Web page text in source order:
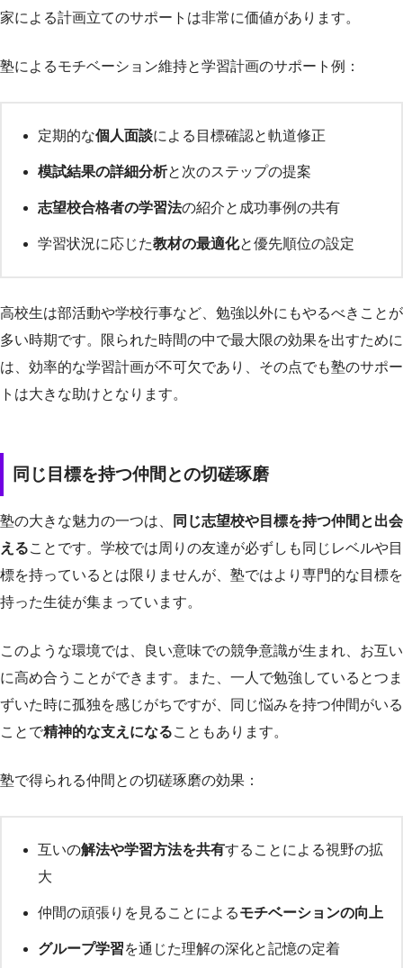
家による計画立てのサポートは非常に価値があります。
塾によるモチベーション維持と学習計画のサポート例：
定期的な個人面談による目標確認と軌道修正
模試結果の詳細分析と次のステップの提案
志望校合格者の学習法の紹介と成功事例の共有
学習状況に応じた教材の最適化と優先順位の設定
高校生は部活動や学校行事など、勉強以外にもやるべきことが
多い時期です。限られた時間の中で最大限の効果を出すために
は、効率的な学習計画が不可欠であり、その点でも塾のサポー
トは大きな助けとなります。
同じ目標を持つ仲間との切磋琢磨
塾の大きな魅力の一つは、
同じ志望校や目標を持つ仲間と出会
えることです。学校では周りの友達が必ずしも同じレベルや目
標を持っているとは限りませんが、塾ではより専門的な目標を
持った生徒が集まっています。
このような環境では、良い意味での競争意識が生まれ、お互い
に高め合うことができます。また、一人で勉強しているとつま
ずいた時に孤独を感じがちですが、同じ悩みを持つ仲間がいる
ことで精神的な支えになることもあります。
塾で得られる仲間との切磋琢磨の効果：
互いの解法や学習方法を共有することによる視野の拡
大
仲間の頑張りを見ることによるモチベーションの向上
グループ学習を通じた理解の深化と記憶の定着